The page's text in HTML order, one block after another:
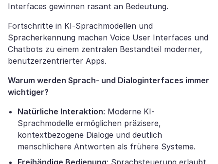
Interfaces gewinnen rasant an Bedeutung.
Fortschritte in KI-Sprachmodellen und
Spracherkennung machen Voice User Interfaces und
Chatbots zu einem zentralen Bestandteil moderner,
benutzerzentrierter Apps.
Warum werden Sprach- und Dialoginterfaces immer
wichtiger?
Natürliche Interaktion: Moderne KI-
Sprachmodelle ermöglichen präzisere,
kontextbezogene Dialoge und deutlich
menschlichere Antworten als frühere Systeme.
Freihändige Bedienung: Sprachsteuerung erlaubt